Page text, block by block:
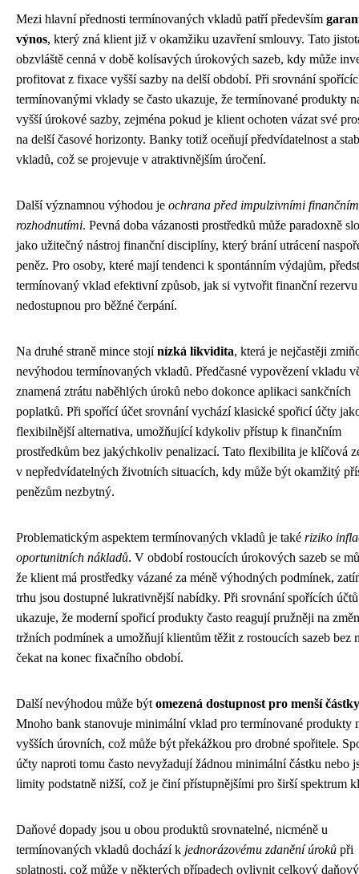
Mezi hlavní přednosti termínovaných vkladů patří především
výnos, který zná klient již v okamžiku uzavření smlouvy. Tato
obzvláště cenná v době kolísavých úrokových sazeb, kdy může
profitovat z fixace vyšší sazby na delší období. Při srovnání
termínovanými vklady se často ukazuje, že termínované produkty
vyšší úrokové sazby, zejména pokud je klient ochoten vázat své
na delší časové horizonty. Banky totiž oceňují předvídatelnost a
vkladů, což se projevuje v atraktivnějším úročení.
Další významnou výhodou je ochrana před impulzivními
rozhodnutími. Pevná doba vázanosti prostředků může paradoxně
jako užitečný nástroj finanční disciplíny, který brání utrácení
peněz. Pro osoby, které mají tendenci k spontánním výdajům,
termínovaný vklad efektivní způsob, jak si vytvořit finanční rezervu
nedostupnou pro běžné čerpání.
Na druhé straně mince stojínízká likvidita, která je nejčastěji
nevýhodou termínovaných vkladů. Předčasné vypovězení vkladu
znamená ztrátu naběhlých úroků nebo dokonce aplikaci sankčních
poplatků. Při spořící účet srovnání vychází klasické spořicí účty
flexibilnější alternativa, umožňující kdykoliv přístup k finančním
prostředkům bez jakýchkoliv penalizací. Tato flexibilita je klíčová
v nepředvídatelných životních situacích, kdy může být okamžitý
penězům nezbytný.
Problematickým aspektem termínovaných vkladů je také riziko
oportunitních nákladů. V období rostoucích úrokových sazeb se
že klient má prostředky vázané za méně výhodných podmínek,
trhu jsou dostupné lukrativnější nabídky. Při srovnání spořících účtů
ukazuje, že moderní spořicí produkty často reagují pružněji na
tržních podmínek a umožňují klientům těžit z rostoucích sazeb bez
čekat na konec fixačního období.
Další nevýhodou může být omezená dostupnost pro menší částky
Mnoho bank stanovuje minimální vklad pro termínované produkty
vyšších úrovních, což může být překážkou pro drobné spořitele.
účty naproti tomu často nevyžadují žádnou minimální částku nebo
limity podstatně nižší, což je činí přístupnějšími pro širší spektrum
Daňové dopady jsou u obou produktů srovnatelné, nicméně u
termínovaných vkladů dochází k jednorázovému zdanění úroků při
splatnosti, což může v některých případech ovlivnit celkový